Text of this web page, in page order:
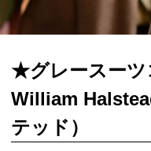
★グレースー
William
テッド）